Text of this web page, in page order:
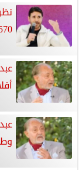
570 ألف جنيه نفقة